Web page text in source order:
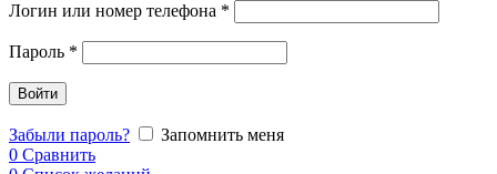
Логин или номер телефона *
Пароль *
Войти
Забыли пароль?
Запомнить меня
0 Сравнить